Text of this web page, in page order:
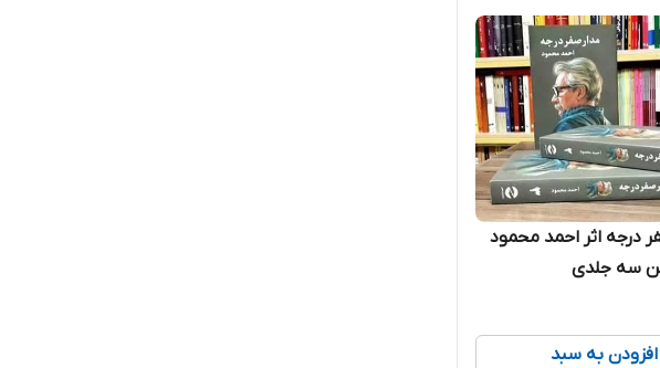
درجه اثر احمد محمود
سه جلدی
افزودن به سبد